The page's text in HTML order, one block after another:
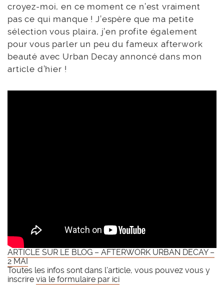
croyez-moi, en ce moment ce n’est vraiment
pas ce qui manque ! J’espère que ma petite
sélection vous plaira, j’en profite également
pour vous parler un peu du fameux afterwork
beauté avec Urban Decay annoncé dans mon
article d’hier !
ARTICLE SUR LE BLOG – AFTERWORK URBAN DECAY –
2 MAI
Toutes les infos sont dans l’article, vous pouvez vous y
inscrire via le formulaire par ici